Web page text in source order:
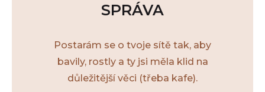
SPRÁVA
Postarám se o tvoje sítě tak, aby
bavily, rostly a ty jsi měla klid na
důležitější věci (třeba kafe).